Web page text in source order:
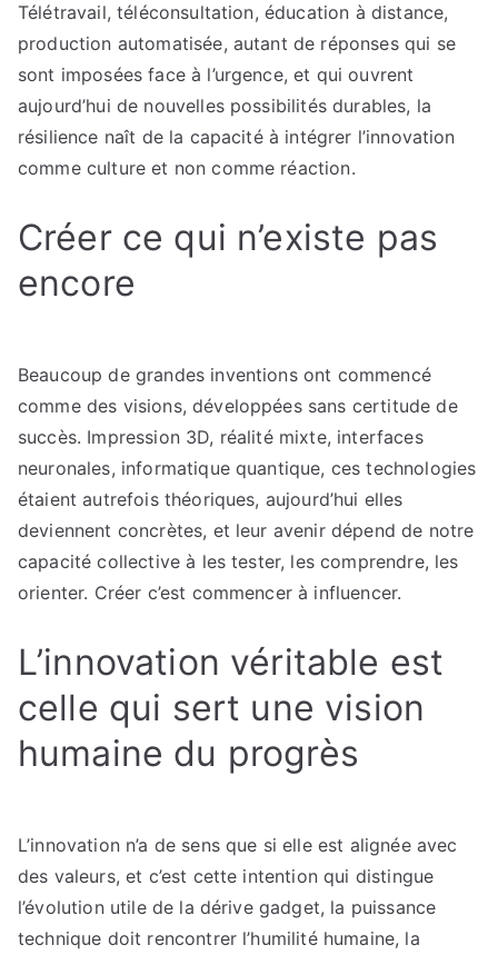
Télétravail, téléconsultation, éducation à distance,
production automatisée, autant de réponses qui se
sont imposées face à l’urgence, et qui ouvrent
aujourd’hui de nouvelles possibilités durables, la
résilience naît de la capacité à intégrer l’innovation
comme culture et non comme réaction.
Créer ce qui n’existe pas
encore
Beaucoup de grandes inventions ont commencé
comme des visions, développées sans certitude de
succès. Impression 3D, réalité mixte, interfaces
neuronales, informatique quantique, ces technologies
étaient autrefois théoriques, aujourd’hui elles
deviennent concrètes, et leur avenir dépend de notre
capacité collective à les tester, les comprendre, les
orienter. Créer c’est commencer à influencer.
L’innovation véritable est
celle qui sert une vision
humaine du progrès
L’innovation n’a de sens que si elle est alignée avec
des valeurs, et c’est cette intention qui distingue
l’évolution utile de la dérive gadget, la puissance
technique doit rencontrer l’humilité humaine, la